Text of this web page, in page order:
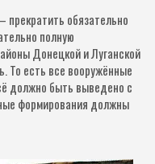
обязательно
полную
Донецкой и Луганской
То есть все вооружённые
должно быть выведено с
формирования должны